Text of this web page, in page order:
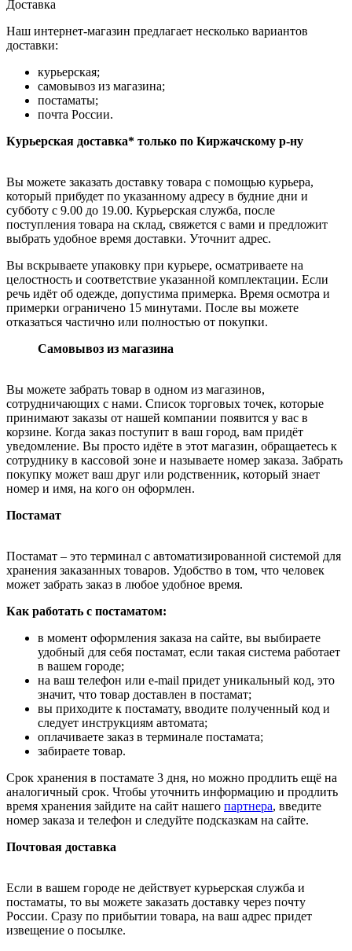
Доставка
Наш интернет-магазин предлагает несколько вариантов
доставки:
курьерская;
самовывоз из магазина;
постаматы;
почта России.
Курьерская доставка* только по Киржачскому р-ну
Вы можете заказать доставку товара с помощью курьера,
который прибудет по указанному адресу в будние дни и
субботу с 9.00 до 19.00. Курьерская служба, после
поступления товара на склад, свяжется с вами и предложит
выбрать удобное время доставки. Уточнит адрес.
Вы вскрываете упаковку при курьере, осматриваете на
целостность и соответствие указанной комплектации. Если
речь идёт об одежде, допустима примерка. Время осмотра и
примерки ограничено 15 минутами. После вы можете
отказаться частично или полностью от покупки.
Самовывоз из магазина
Вы можете забрать товар в одном из магазинов,
сотрудничающих с нами. Список торговых точек, которые
принимают заказы от нашей компании появится у вас в
корзине. Когда заказ поступит в ваш город, вам придёт
уведомление. Вы просто идёте в этот магазин, обращаетесь к
сотруднику в кассовой зоне и называете номер заказа. Забрать
покупку может ваш друг или родственник, который знает
номер и имя, на кого он оформлен.
Постамат
Постамат – это терминал с автоматизированной системой для
хранения заказанных товаров. Удобство в том, что человек
может забрать заказ в любое удобное время.
Как работать с постаматом:
в момент оформления заказа на сайте, вы выбираете
удобный для себя постамат, если такая система работает
в вашем городе;
на ваш телефон или e-mail придет уникальный код, это
значит, что товар доставлен в постамат;
вы приходите к постамату, вводите полученный код и
следует инструкциям автомата;
оплачиваете заказ в терминале постамата;
забираете товар.
Срок хранения в постамате 3 дня, но можно продлить ещё на
аналогичный срок. Чтобы уточнить информацию и продлить
время хранения зайдите на сайт нашего партнера, введите
номер заказа и телефон и следуйте подсказкам на сайте.
Почтовая доставка
Если в вашем городе не действует курьерская служба и
постаматы, то вы можете заказать доставку через почту
России. Сразу по прибытии товара, на ваш адрес придет
извещение о посылке.